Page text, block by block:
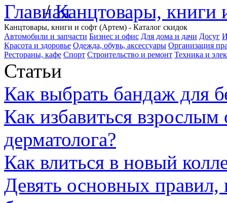
/Канцтовары, книги
Канцтовары, книги и софт (Артем) - Каталог скидок
Автомобили и запчасти Бизнес и офис Для дома и дачи Досуг
Красота и здоровье Одежда, обувь, аксессуары Организация
Рестораны, кафе Спорт Строительство и ремонт Техника и
Статьи
Как выбрать бандаж для
Как избавиться
дерматолога?
Как влиться в новый
Девять основных